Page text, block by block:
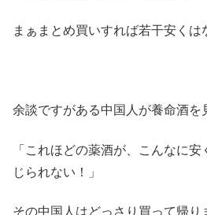
まぁまとめ買いすれば若干安く
余談ですがある中国人が養命酒を
「これほどの薬酒が、こんなに
じられない！」
その中国人はどっさり買って帰り